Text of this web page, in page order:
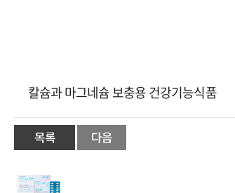
칼슘과 마그네슘 보충용 건강기능식품